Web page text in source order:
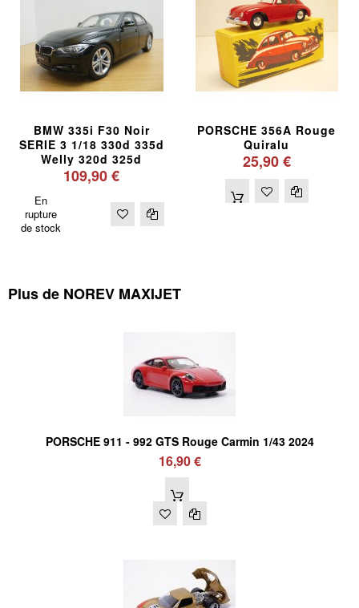
BMW 335i F30 Noir
SERIE 3 1/18 330d 335d
Welly 320d 325d
109,90 €
En
rupture
de stock
PORSCHE 356A Rouge
Quiralu
25,90 €
Plus de NOREV MAXIJET
PORSCHE 911 - 992 GTS Rouge Carmin 1/43 2024
16,90 €